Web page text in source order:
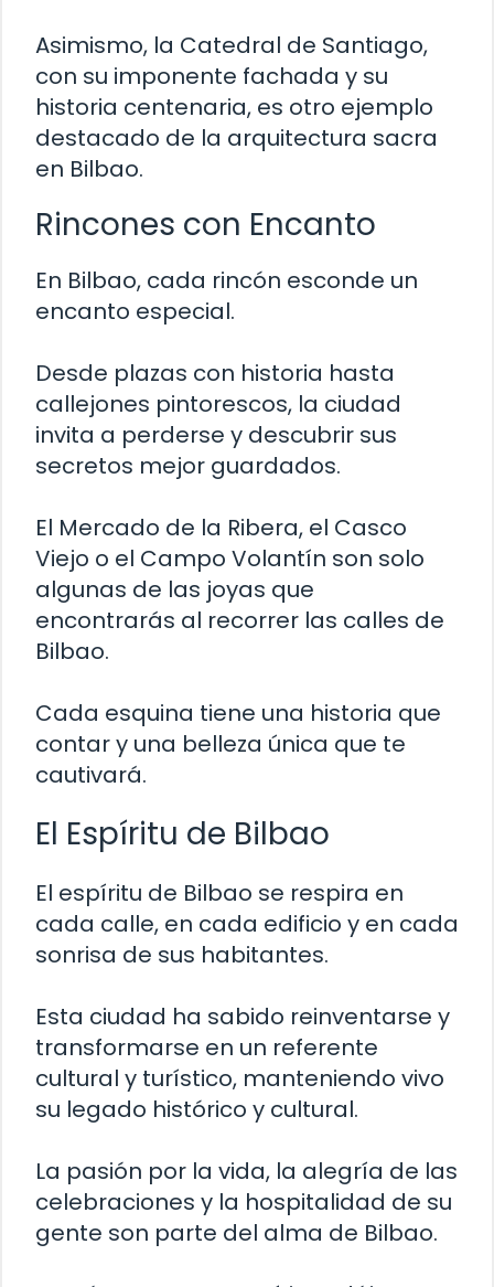
Asimismo, la Catedral de Santiago,
con su imponente fachada y su
historia centenaria, es otro ejemplo
destacado de la arquitectura sacra
en Bilbao.
Rincones con Encanto
En Bilbao, cada rincón esconde un
encanto especial.
Desde plazas con historia hasta
callejones pintorescos, la ciudad
invita a perderse y descubrir sus
secretos mejor guardados.
El Mercado de la Ribera, el Casco
Viejo o el Campo Volantín son solo
algunas de las joyas que
encontrarás al recorrer las calles de
Bilbao.
Cada esquina tiene una historia que
contar y una belleza única que te
cautivará.
El Espíritu de Bilbao
El espíritu de Bilbao se respira en
cada calle, en cada edificio y en cada
sonrisa de sus habitantes.
Esta ciudad ha sabido reinventarse y
transformarse en un referente
cultural y turístico, manteniendo vivo
su legado histórico y cultural.
La pasión por la vida, la alegría de las
celebraciones y la hospitalidad de su
gente son parte del alma de Bilbao.